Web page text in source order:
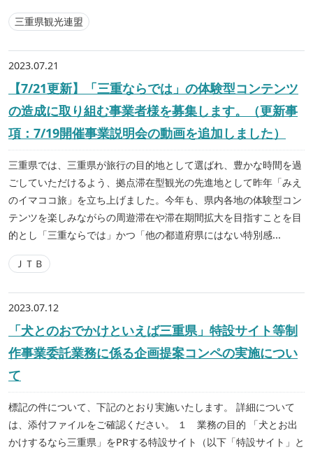
三重県観光連盟
2023.07.21
【7/21更新】「三重ならでは」の体験型コンテンツ
の造成に取り組む事業者様を募集します。（更新事
項：7/19開催事業説明会の動画を追加しました）
三重県では、三重県が旅行の目的地として選ばれ、豊かな時間を過
ごしていただけるよう、拠点滞在型観光の先進地として昨年「みえ
のイマココ旅」を立ち上げました。今年も、県内各地の体験型コン
テンツを楽しみながらの周遊滞在や滞在期間拡大を目指すことを目
的とし「三重ならでは」かつ「他の都道府県にはない特別感...
ＪＴＢ
2023.07.12
「犬とのおでかけといえば三重県」特設サイト等制
作事業委託業務に係る企画提案コンペの実施につい
て
標記の件について、下記のとおり実施いたします。 詳細について
は、添付ファイルをご確認ください。 １ 業務の目的 「犬とお出
かけするなら三重県」をPRする特設サイト（以下「特設サイト」と